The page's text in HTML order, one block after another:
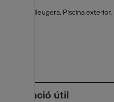
Immersió lleugera, Piscina
Informació útil